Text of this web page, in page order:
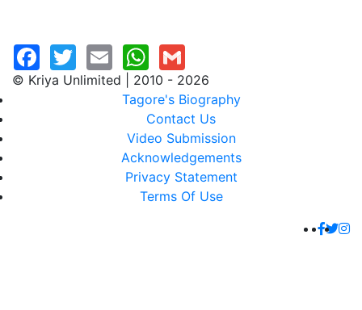
© Kriya Unlimited | 2010 - 2026
Tagore's Biography
Contact Us
Video Submission
Acknowledgements
Privacy Statement
Terms Of Use